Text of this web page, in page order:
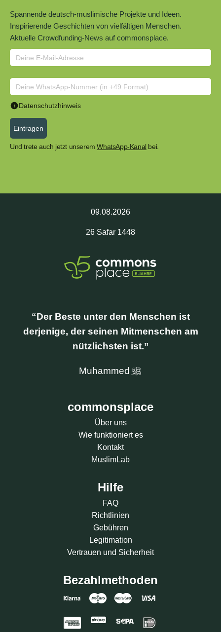
Spannende deutsch-muslimische Projekte und Ideen.
Inspirierende Geschichten von vielfältigen Menschen.
Aktuelle Crowdfunding-News auf commonsplace.
Datenschutzhinweis
Eintragen
Und trete auch jetzt unserem WhatsApp-Kanal bei.
09.08.2026
26 Safar 1448
CrowdFunding
Der Beste unter den Menschen ist
derjenige, der seinen Mitmenschen am
nützlichsten ist.
Muhammed
commonsplace
Über uns
Wie funktioniert es
Kontakt
MuslimLab
Hilfe
FAQ
Richtlinien
Gebühren
Legitimation
Vertrauen und Sicherheit
Bezahlmethoden